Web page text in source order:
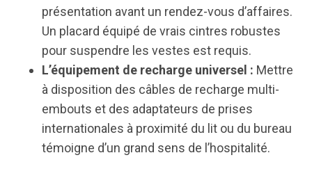
présentation avant un rendez-vous d’affaires.
Un placard équipé de vrais cintres robustes
pour suspendre les vestes est requis.
L’équipement de recharge universel : Mettre
à disposition des câbles de recharge multi-
embouts et des adaptateurs de prises
internationales à proximité du lit ou du bureau
témoigne d’un grand sens de l’hospitalité.